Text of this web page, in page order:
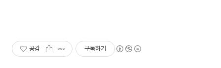
공감 구독하기